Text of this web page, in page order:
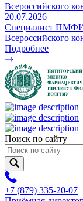
20.07.2026
Специалист
Всероссийского
Подробнее
Поиск по сайту
+7 (879) 335-20-07